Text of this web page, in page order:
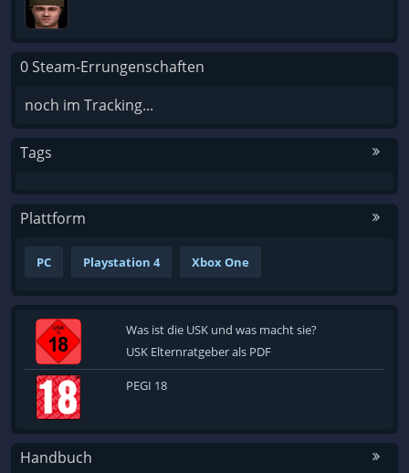
0 Steam-Errungenschaften
noch im Tracking...
Tags
Plattform
PC Playstation 4 Xbox One
Was ist die USK und was macht sie?
USK Elternratgeber als PDF
PEGI 18
Handbuch